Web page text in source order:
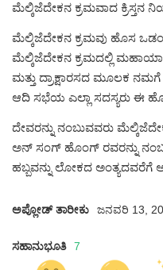
ಮೆಲ್ಕಿಜೆದೇಕನ ಕ್ರಮವಾದ ಕ್ರಿಸ್ತನ
ಮೆಲ್ಕಿಜೆದೇಕನ ಕ್ರಮವು ಹೊಸ
ಮೆಲ್ಕಿಜೆದೇಕನ ಕ್ರಮದಲ್ಲಿ
ಮತ್ತು ದ್ರಾಕ್ಷಾರಸದ ಮೂಲಕ
ಆದಿ ಸಭೆಯ ಎಲ್ಲಾ ಸದಸ್ಯರು ಈ
ದೇವರನ್ನು ನಂಬುವವರು
ಅನ್ ಸಂಗ್ ಹೊಂಗ್ ರವರನ್ನು
ಹಬ್ಬವನ್ನು ಲೋಕದ ಅಂತ್ಯದವರೆಗೆ
ಅಪ್ಲೋಡ್ ತಾರೀಕು ಜನವರಿ 13,
ಸಹಾನುಭೂತಿ 7